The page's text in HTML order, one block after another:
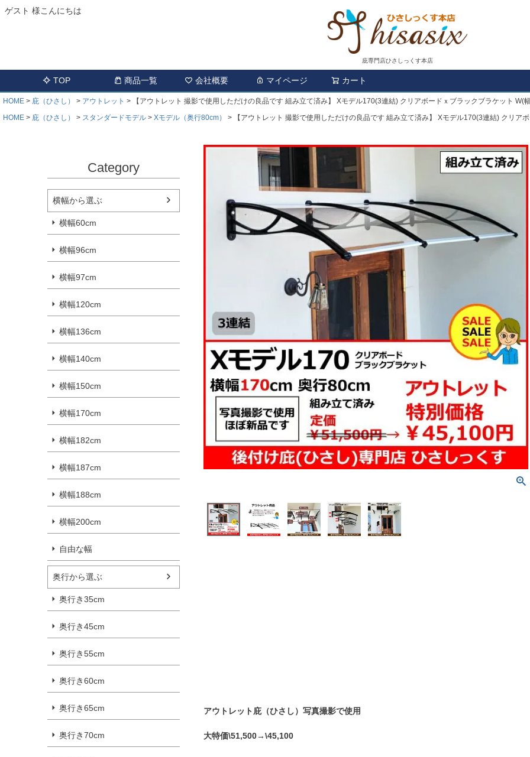
ゲスト 様こんにちは
庇専門店ひさしっくす本店
TOP 商品一覧 会社概要 マイページ カート
HOME 庇（ひさし） アウトレット
【アウトレット 撮影で使用しただけの良品です 組み立て済み】 Xモデル170(3連結) クリアボードｘブラックブラケット
HOME
庇（ひさし） スタンダードモデル Xモデル（奥行80cm） 【アウトレット 撮影で使用しただけの良品です 組み立て済み】 Xモデル170(3連結) クリ
Category
横幅から選ぶ
横幅60cm
横幅96cm
横幅97cm
横幅120cm
横幅136cm
横幅140cm
横幅150cm
横幅170cm
横幅182cm
横幅187cm
横幅188cm
横幅200cm
自由な幅
奥行から選ぶ
奥行き35cm
奥行き45cm
奥行き55cm
奥行き60cm
奥行き65cm
奥行き70cm
アウトレット庇（ひさし）写真撮影で使用
大特価\51,500→\45,100